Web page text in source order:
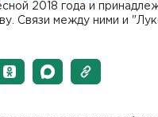
2018 года и
Связи между ними и